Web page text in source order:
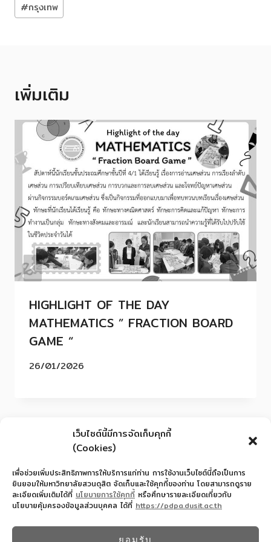
เว็บไซต์นี้มีการจัดเก็บคุกกี้
(Cookies)
เพื่อช่วยเพิ่มประสิทธิภาพการให้บริการแก่ท่าน การใช้งานเว็บไซต์นี้ถือเป็นการ
ยินยอมให้มหาวิทยาลัยสวนดุสิต จัดเก็บและใช้คุกกี้ของท่าน โดยสามารถดูราย
ละเอียดเพิ่มเติมได้ที่ นโยบายการใช้คุกกี้ หรือศึกษารายละเอียดเกี่ยวกับ
นโยบายคุ้มครองข้อมูลส่วนบุคคล ได้ที่ https://pdpa.dusit.ac.th
Tags:
#กรุงเทพ
เพิ่มเติม
HIGHLIGHT OF THE DAY
MATHEMATICS ” FRACTION BOARD
GAME “
26/01/2026
022445587